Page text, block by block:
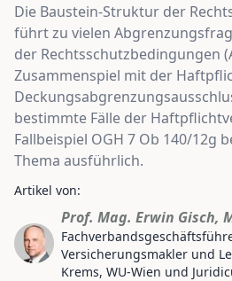
Die Baustein-Struktur der
führt zu vielen
der Rechtsschutzbedingungen
Zusammenspiel mit der
bestimmte Fälle der
Fallbeispiel OGH 7 Ob 140/12g
Thema ausführlich.
Artikel von:
Prof. Mag. Erwin Gisch,
Versicherungsmakler und
Krems, WU-Wien und